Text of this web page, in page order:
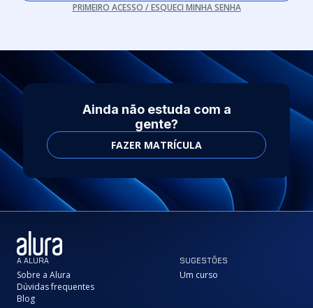
PRIMEIRO ACESSO / ESQUECI MINHA SENHA
Ainda não estuda com a
gente?
FAZER MATRÍCULA
A ALURA
Sobre a Alura
Dúvidas frequentes
Blog
SUGESTÕES
Um curso